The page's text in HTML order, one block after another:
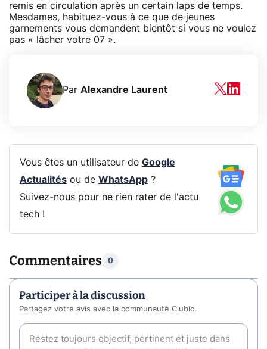
remis en circulation après un certain laps de temps.
Mesdames, habituez-vous à ce que de jeunes
garnements vous demandent bientôt si vous ne voulez
pas « lâcher votre 07 ».
Par Alexandre Laurent
Vous êtes un utilisateur de Google
Actualitésou de WhatsApp?
Suivez-nous pour ne rien rater de l'actu
tech !
Commentaires 0
Participer à la discussion
Partagez votre avis avec la communauté Clubic.